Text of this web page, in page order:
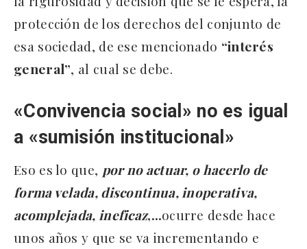
protección de los derechos del conjunto de
esa sociedad, de ese mencionado “interés
general”, al cual se debe.
«Convivencia social» no es igual
a «sumisión institucional»
Eso es lo que, por no actuar, o hacerlo de
forma velada, discontinua, inoperativa,
acomplejada, ineficaz,…ocurre desde hace
unos años y que se va incrementando e